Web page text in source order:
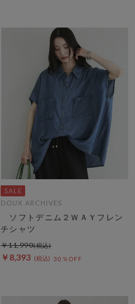
DOUX ARCHIVES
ソフトデニム２ＷＡＹフレン
チシャツ
￥8,393 30％OFF
￥11,990